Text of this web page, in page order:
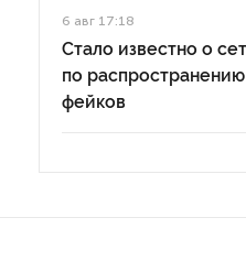
6 авг 17:18
Стало известно о
по
фейков